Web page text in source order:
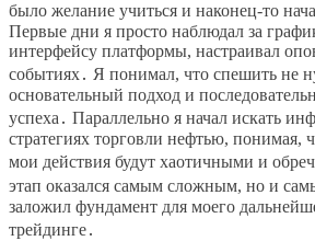
было желание учиться и наконец-то
Первые дни я просто наблюдал за
интерфейсу платформы, настраивал
событиях․ Я понимал, что спешить не
основательный подход и
успеха․ Параллельно я начал искать
стратегиях торговли нефтью, понимая,
мои действия будут хаотичными и
этап оказался самым сложным, но и
заложил фундамент для моего
трейдинге․